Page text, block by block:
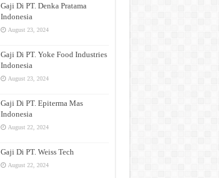
Gaji Di PT. Denka Pratama
Indonesia
August 23, 2024
Gaji Di PT. Yoke Food Industries
Indonesia
August 23, 2024
Gaji Di PT. Epiterma Mas
Indonesia
August 22, 2024
Gaji Di PT. Weiss Tech
August 22, 2024